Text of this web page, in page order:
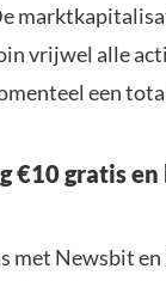
vrijwel alle
een
€10 gratis
met Newsbit